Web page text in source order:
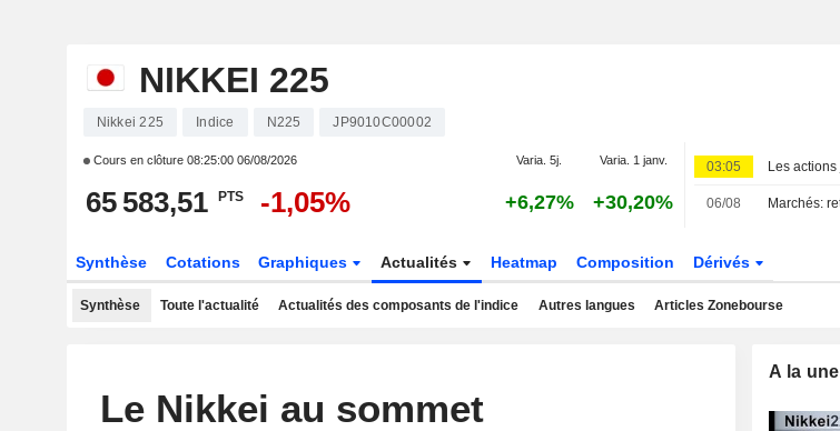
NIKKEI 225
Nikkei 225 Indice N225 JP9010C00002
Cours en clôture 08:25:00 06/08/2026 Varia. 5j. Varia. 1 janv.
65 583,51 PTS -1,05% +6,27% +30,20%
03:05
06/08
Synthèse Cotations Graphiques Actualités Heatmap Composition Dérivés
Synthèse Toute l'actualité Actualités des composants de l'indice Autres langues Articles Zonebourse
Le Nikkei au sommet
A la une